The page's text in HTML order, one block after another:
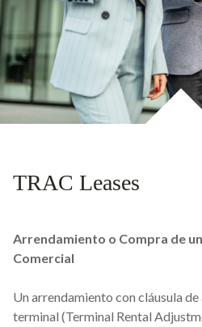
TRAC Leases
Arrendamiento o Compra de
Comercial
Un arrendamiento con cláusula
terminal (Terminal Rental